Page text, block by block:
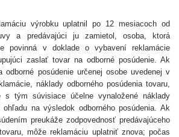
výrobku uplatnil po 12 mesiacoch od
a predávajúci ju zamietol, osoba, ktorá
povinná v doklade o vybavení reklamácie
zaslať tovar na odborné posúdenie. Ak
odborné posúdenie určenej osobe uvedenej v
náklady odborného posúdenia tovaru,
tým súvisiace účelne vynaložené náklady
na výsledok odborného posúdenia. Ak
preukáže zodpovednosť predávajúceho
môže reklamáciu uplatniť znova; počas